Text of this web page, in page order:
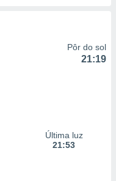
Pôr do sol
21:19
Última luz
21:53